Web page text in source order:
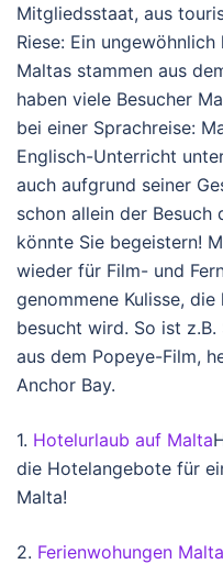
Mitgliedsstaat, aus
Riese: Ein
Maltas stammen aus
haben viele Besucher
bei einer Sprachreise:
Englisch-Unterricht
auch aufgrund seiner
schon allein der Besuch
könnte Sie begeistern!
wieder für Film- und
genommene Kulisse,
besucht wird. So ist
aus dem Popeye-Film,
Anchor Bay.
1. Hotelurlaub auf Malta
die Hotelangebote für
Malta!
2. Ferienwohungen Malta